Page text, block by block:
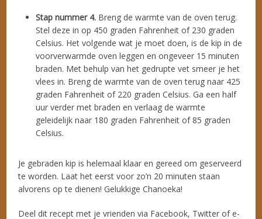
Stap nummer 4. Breng de warmte van de oven terug.
Stel deze in op 450 graden Fahrenheit of 230 graden
Celsius. Het volgende wat je moet doen, is de kip in de
voorverwarmde oven leggen en ongeveer 15 minuten
braden. Met behulp van het gedrupte vet smeer je het
vlees in. Breng de warmte van de oven terug naar 425
graden Fahrenheit of 220 graden Celsius. Ga een half
uur verder met braden en verlaag de warmte
geleidelijk naar 180 graden Fahrenheit of 85 graden
Celsius.
Je gebraden kip is helemaal klaar en gereed om geserveerd
te worden. Laat het eerst voor zo’n 20 minuten staan ​​
alvorens op te dienen! Gelukkige Chanoeka!
Deel dit recept met je vrienden via Facebook, Twitter of e-